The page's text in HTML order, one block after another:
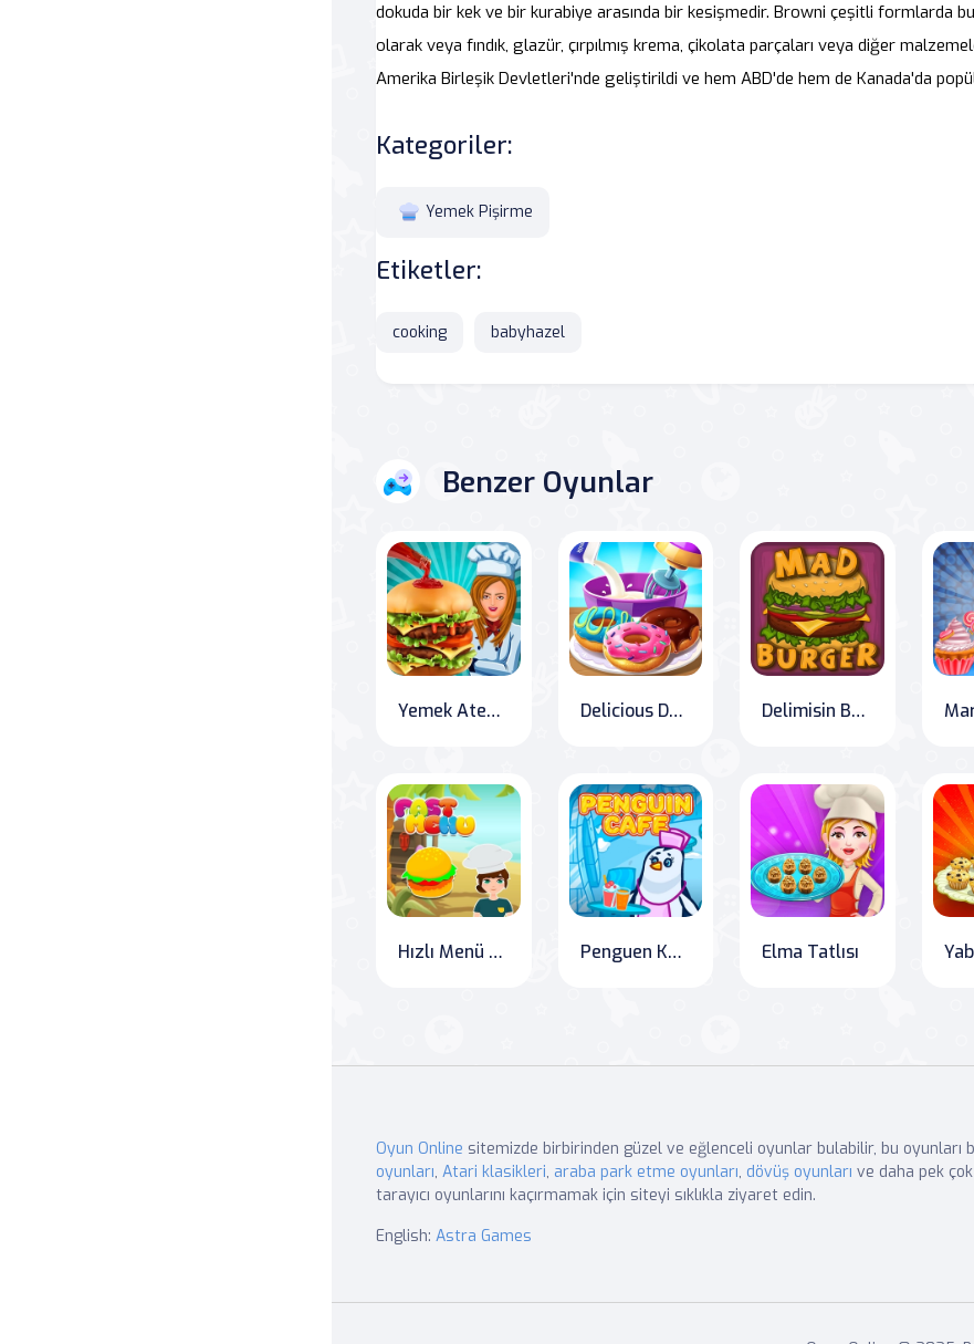
dokuda bir kek ve bir kurabiye arasında bir kesişmedir. Browni çeşitli formlarda
olarak veya fındık, glazür, çırpılmış krema, çikolata parçaları veya diğer
Amerika Birleşik Devletleri'nde geliştirildi ve hem ABD'de hem de Kanada'da
Kategoriler:
Yemek Pişirme
Etiketler:
cooking babyhazel
Benzer Oyunlar
Yemek Ateşi - Aşçılık Macerasına Hoşgeldiniz! Delicious Donut Delights: The Ultimate Bakery Challenge Delimisin Burger
Hızlı Menü Oyunu Penguen Kafe Elma Tatlısı
Oyun Online sitemizde birbirinden güzel ve eğlenceli oyunlar bulabilir, bu
oyunları, Atari klasikleri, araba park etme oyunları, dövüş oyunları ve daha pek
tarayıcı oyunlarını kaçırmamak için siteyi sıklıkla ziyaret edin.
English: Astra Games